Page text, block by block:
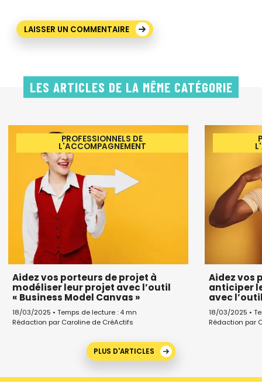
LES ARTICLES DE LA MÊME CATÉGORIE
PROFESSIONNELS DE
L'ACCOMPAGNEMENT
Aidez vos porteurs de projet à
modéliser leur projet avec l’outil
« Business Model Canvas »
18/03/2025 • Temps de lecture : 4 mn
Rédaction par Caroline de CréActifs
Aidez vos
anticiper
avec l’outil
18/03/2025 •
Rédaction par
PLUS D'ARTICLES